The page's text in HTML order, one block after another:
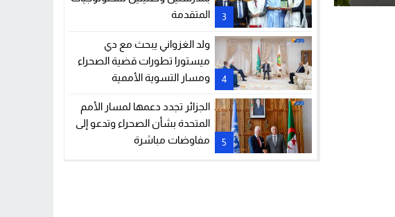
3
المتقدمة
4
ولد الغزواني يبحث مع دي
ميستورا تطورات قضية الصحراء
ومسار التسوية الأممية
5
الجزائر تجدد دعمها لمسار الأمم
المتحدة بشأن الصحراء وتدعو إلى
مفاوضات مباشرة